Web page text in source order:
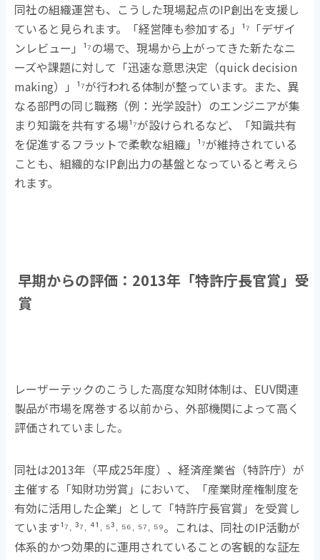
同社の組織運営も、こうした現場起点のIP創出を支援し
ていると見られます。「経営陣も参加する」 ¹⁷ 「デザイ
ンレビュー」 ¹⁷の場で、現場から上がってきた新たなニ
ーズや課題に対して「迅速な意思決定（quick decision
making）」 ¹⁷が行われる体制が整っています。また、異
なる部門の同じ職務（例：光学設計）のエンジニアが集
まり知識を共有する場¹⁷が設けられるなど、「知識共有
を促進するフラットで柔軟な組織」 ¹⁷が維持されている
ことも、組織的なIP創出力の基盤となっていると考えら
れます。
早期からの評価： 2013年「特許庁長官賞」受
賞
レーザーテックのこうした高度な知財体制は、 EUV関連
製品が市場を席巻する以前から、外部機関によって高く
評価されていました。
同社は2013年（平成25年度）、経済産業省（特許庁）が
主催する「知財功労賞」において、「産業財産権制度を
有効に活用した企業」として「特許庁長官賞」を受賞し
ています¹⁷˒ ³⁷˒ ⁴¹˒ ⁵³˒ ⁵⁶˒ ⁵⁷˒ ⁵⁹。これは、同社のIP活動が
体系的かつ効果的に運用されていることの客観的な証左